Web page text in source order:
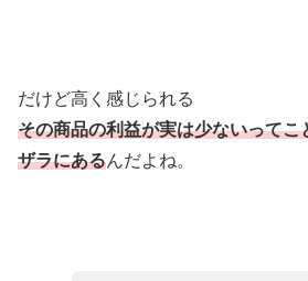
だけど高く感じられる
その商品の利益が実は少ないってこ
ザラにあるんだよね。